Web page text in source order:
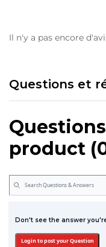
Il n'y a pas encore
Questions et
product
Don't see the answer
Login to post your Question